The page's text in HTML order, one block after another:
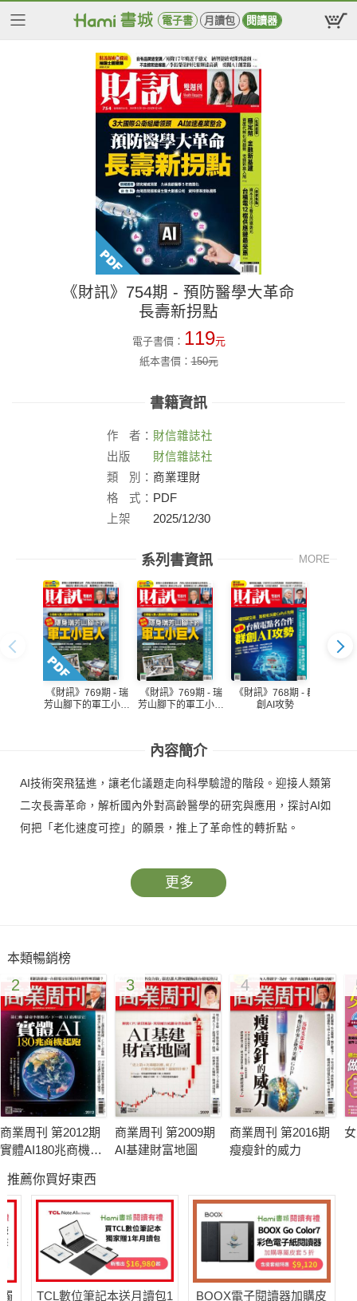
電子書 月讀包 閱讀器
《財訊》754期 - 預防醫學大革命
長壽新拐點
電子書價： 119元
紙本書價：150元
書籍資訊
作 者： 財信雜誌社
出版
社：
財信雜誌社
類
別： 商業理財
格
式： PDF
上架
2025/12/30
系列書資訊 MORE
《財訊》769期 - 瑞
芳山腳下的軍工小巨
《財訊》769期 - 瑞
芳山腳下的軍工小巨
《財訊》768期 - 群
創AI攻勢
內容簡介
AI技術突飛猛進，讓老化議題走向科學驗證的階段。迎接人類第
二次長壽革命，解析國內外對高齡醫學的研究與應用，探討AI如
何把「老化速度可控」的願景，推上了革命性的轉折點。
更多
本類暢銷榜
2
商業周刊 第2012期
實體AI180兆商機起
3
商業周刊 第2009期
AI基建財富地圖
4
商業周刊 第2016期
瘦瘦針的威力
推薦你買好東西
TCL數位筆記本送月讀包1
BOOX電子閱讀器加購皮